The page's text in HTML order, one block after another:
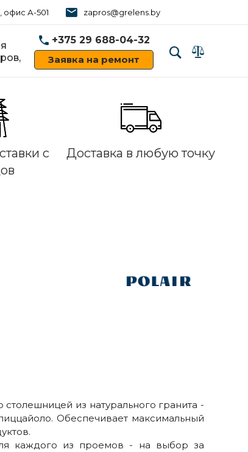
офис А-501 zapros@grelens.by
+375 29 688-04-32
Заявка на ремонт
с
Доставка в любую точку
из натурального гранита -
Обеспечивает максимальный
каждого из проемов - на выбор за